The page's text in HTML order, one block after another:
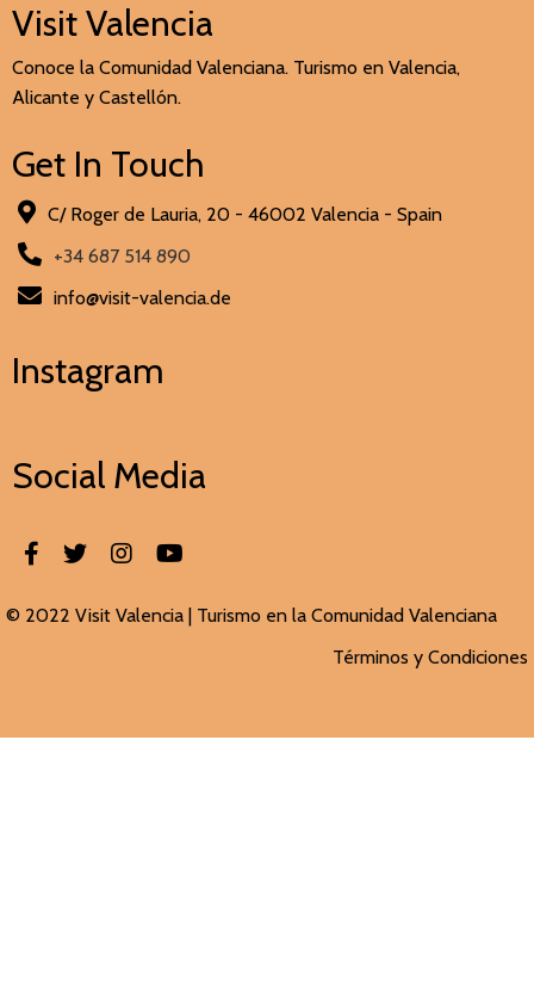
Visit Valencia
Conoce la Comunidad Valenciana. Turismo en Valencia,
Alicante y Castellón.
Get In Touch
C/ Roger de Lauria, 20 - 46002 Valencia - Spain
+34 687 514 890
info@visit-valencia.de
Instagram
Social Media
© 2022 Visit Valencia | Turismo en la Comunidad Valenciana
Términos y Condiciones